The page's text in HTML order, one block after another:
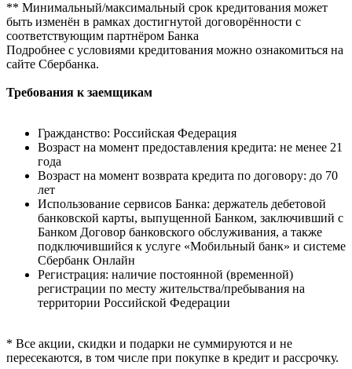
** Минимальный/максимальный срок кредитования может
быть изменён в рамках достигнутой договорённости с
соответствующим партнёром Банка
Подробнее с условиями кредитования можно ознакомиться на
сайте Сбербанка.
Требования к заемщикам
Гражданство: Российская Федерация
Возраст на момент предоставления кредита: не менее 21
года
Возраст на момент возврата кредита по договору: до 70
лет
Использование сервисов Банка: держатель дебетовой
банковской карты, выпущенной Банком, заключивший с
Банком Договор банковского обслуживания, а также
подключившийся к услуге «Мобильный банк» и системе
Сбербанк Онлайн
Регистрация: наличие постоянной (временной)
регистрации по месту жительства/пребывания на
территории Российской Федерации
* Все акции, скидки и подарки не суммируются и не
пересекаются, в том числе при покупке в кредит и рассрочку.